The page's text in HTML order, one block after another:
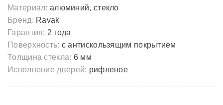
Материал: алюминий, стекло
Бренд: Ravak
Гарантия: 2 года
Поверхность: с антискользящим покрытием
Толщина стекла: 6 мм
Исполнение дверей: рифленое